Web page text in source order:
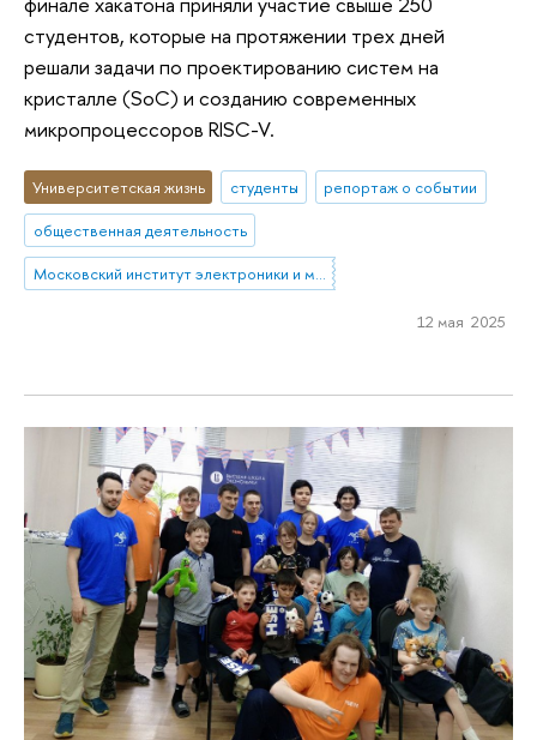
студентов, которые на протяжении трех дней
решали задачи по проектированию систем на
кристалле (SoC) и созданию современных
микропроцессоров RISC-V.
Университетская жизнь студенты
репортаж о событии
общественная деятельность
Московский институт электроники и математики им. А.Н. Тихонова
12 мая 2025